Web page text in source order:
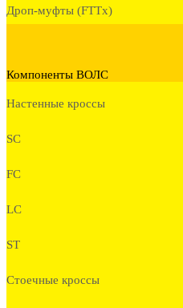
Дроп-муфты (FTTx)
Компоненты ВОЛС
Настенные кроссы
SC
FC
LC
ST
Стоечные кроссы